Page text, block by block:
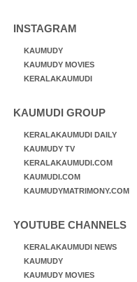
INSTAGRAM
KAUMUDY
KAUMUDY MOVIES
KERALAKAUMUDI
KAUMUDI GROUP
KERALAKAUMUDI DAILY
KAUMUDY TV
KERALAKAUMUDI.COM
KAUMUDI.COM
KAUMUDYMATRIMONY.COM
YOUTUBE CHANNELS
KERALAKAUMUDI NEWS
KAUMUDY
KAUMUDY MOVIES